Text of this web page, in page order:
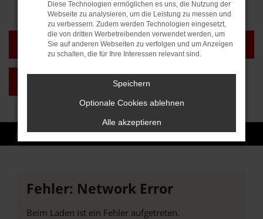
TAGESZULASSUNG BADEN-
BADEN
NEUWAGEN BADEN-BADEN
GEBRAUCHTWAGEN BADEN-
Fehler: Network Error
Beim Laden ist ein Fehler aufgetreten.
Diese Technologien ermöglichen es uns, die Nutzung der
Webseite zu analysieren, um die Leistung zu messen und
zu verbessern. Zudem werden Technologien eingesetzt,
die von dritten Werbetreibenden verwendet werden, um
Sie auf anderen Webseiten zu verfolgen und um Anzeigen
zu schalten, die für Ihre Interessen relevant sind.
Speichern
Optionale Cookies ablehnen
Alle akzeptieren